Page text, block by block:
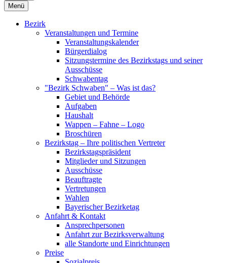
Menü
Bezirk
Veranstaltungen und Termine
Veranstaltungskalender
Bürgerdialog
Sitzungstermine des Bezirkstags und seiner
Ausschüsse
Schwabentag
"Bezirk Schwaben" – Was ist das?
Gebiet und Behörde
Aufgaben
Haushalt
Wappen – Fahne – Logo
Broschüren
Bezirkstag – Ihre politischen Vertreter
Bezirkstagspräsident
Mitglieder und Sitzungen
Ausschüsse
Beauftragte
Vertretungen
Wahlen
Bayerischer Bezirketag
Anfahrt & Kontakt
Ansprechpersonen
Anfahrt zur Bezirksverwaltung
alle Standorte und Einrichtungen
Preise